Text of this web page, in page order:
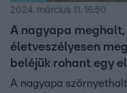
2024. március 11. 16:50
A nagyapa meghalt,
életveszélyesen
beléjük rohant egy
A nagyapa